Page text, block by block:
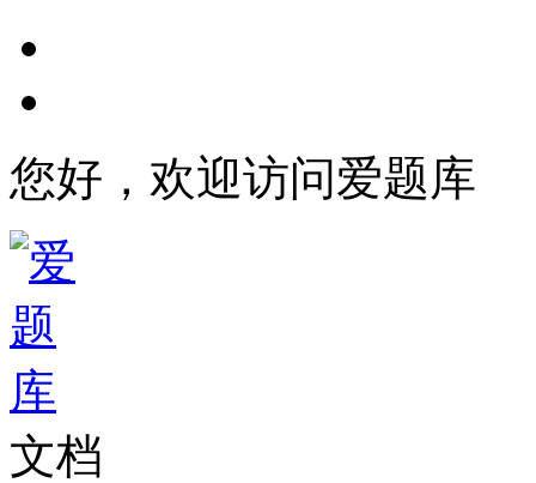
您好，欢迎访问爱题库
文档